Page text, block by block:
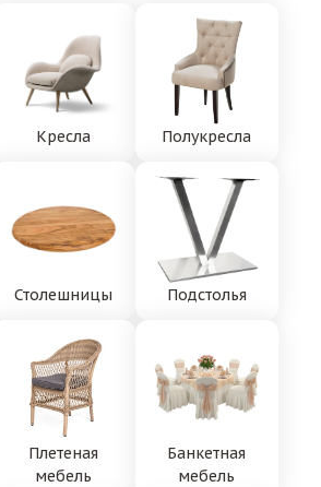
Кресла Полукресла
Столешницы Подстолья
Плетеная
мебель
Банкетная
мебель